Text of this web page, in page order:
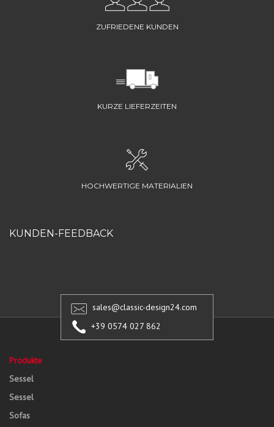
ZUFRIEDENE KUNDEN
KURZE LIEFERZEITEN
HOCHWERTIGE MATERIALIEN
KUNDEN-FEEDBACK
sales@classic-design24.com
+39 0574 027 862
Produkte
Sessel
Sessel
Sofas